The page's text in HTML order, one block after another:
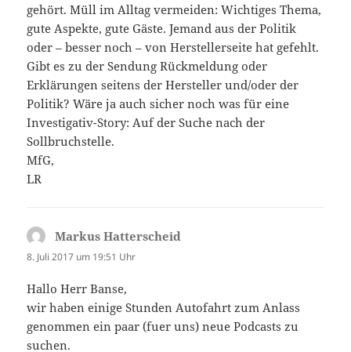
gehört. Müll im Alltag vermeiden: Wichtiges Thema,
gute Aspekte, gute Gäste. Jemand aus der Politik
oder – besser noch – von Herstellerseite hat gefehlt.
Gibt es zu der Sendung Rückmeldung oder
Erklärungen seitens der Hersteller und/oder der
Politik? Wäre ja auch sicher noch was für eine
Investigativ-Story: Auf der Suche nach der
Sollbruchstelle.
MfG,
LR
Markus Hatterscheid
8. Juli 2017 um 19:51 Uhr
Hallo Herr Banse,
wir haben einige Stunden Autofahrt zum Anlass
genommen ein paar (fuer uns) neue Podcasts zu
suchen.